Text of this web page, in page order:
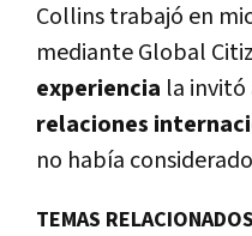
Collins trabajó en
mediante Global
experiencia la invitó
relaciones
no había
TEMAS RELACIONADOS